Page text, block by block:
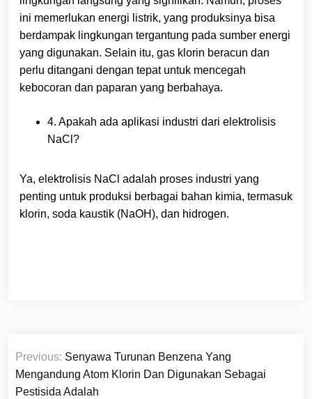
ini memerlukan energi listrik, yang produksinya bisa
berdampak lingkungan tergantung pada sumber energi
yang digunakan. Selain itu, gas klorin beracun dan
perlu ditangani dengan tepat untuk mencegah
kebocoran dan paparan yang berbahaya.
4. Apakah ada aplikasi industri dari elektrolisis
NaCl?
Ya, elektrolisis NaCl adalah proses industri yang
penting untuk produksi berbagai bahan kimia, termasuk
klorin, soda kaustik (NaOH), dan hidrogen.
Navigasi
pos
Previous: Senyawa Turunan Benzena Yang
Mengandung Atom Klorin Dan Digunakan Sebagai
Pestisida Adalah